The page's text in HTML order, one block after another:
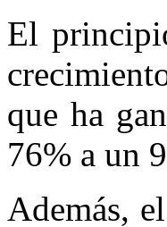
El
que ha
76% a un
Además,